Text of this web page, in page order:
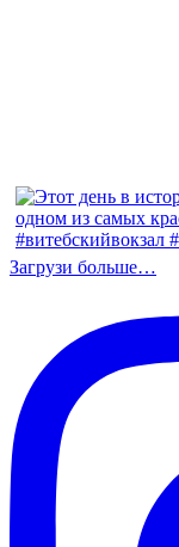
Загрузи больше…